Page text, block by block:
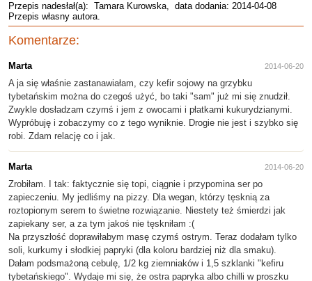
Przepis nadesłał(a): Tamara Kurowska, data dodania: 2014-04-08
Przepis własny autora.
Komentarze:
Marta 2014-06-20
A ja się właśnie zastanawiałam, czy kefir sojowy na grzybku
tybetańskim można do czegoś użyć, bo taki "sam" już mi się znudził.
Zwykle dosładzam czymś i jem z owocami i płatkami kukurydzianymi.
Wypróbuję i zobaczymy co z tego wyniknie. Drogie nie jest i szybko się
robi. Zdam relację co i jak.
Marta 2014-06-20
Zrobiłam. I tak: faktycznie się topi, ciągnie i przypomina ser po
zapieczeniu. My jedliśmy na pizzy. Dla wegan, którzy tęsknią za
roztopionym serem to świetne rozwiązanie. Niestety też śmierdzi jak
zapiekany ser, a za tym jakoś nie tęskniłam :(
Na przyszłość doprawiłabym masę czymś ostrym. Teraz dodałam tylko
soli, kurkumy i słodkiej papryki (dla koloru bardziej niż dla smaku).
Dałam podsmażoną cebulę, 1/2 kg ziemniaków i 1,5 szklanki "kefiru
tybetańskiego". Wydaje mi się, że ostra papryka albo chilli w proszku